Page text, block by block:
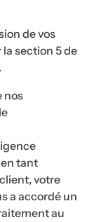
de vos
section 5 de
nos
tant
votre
a accordé un
au